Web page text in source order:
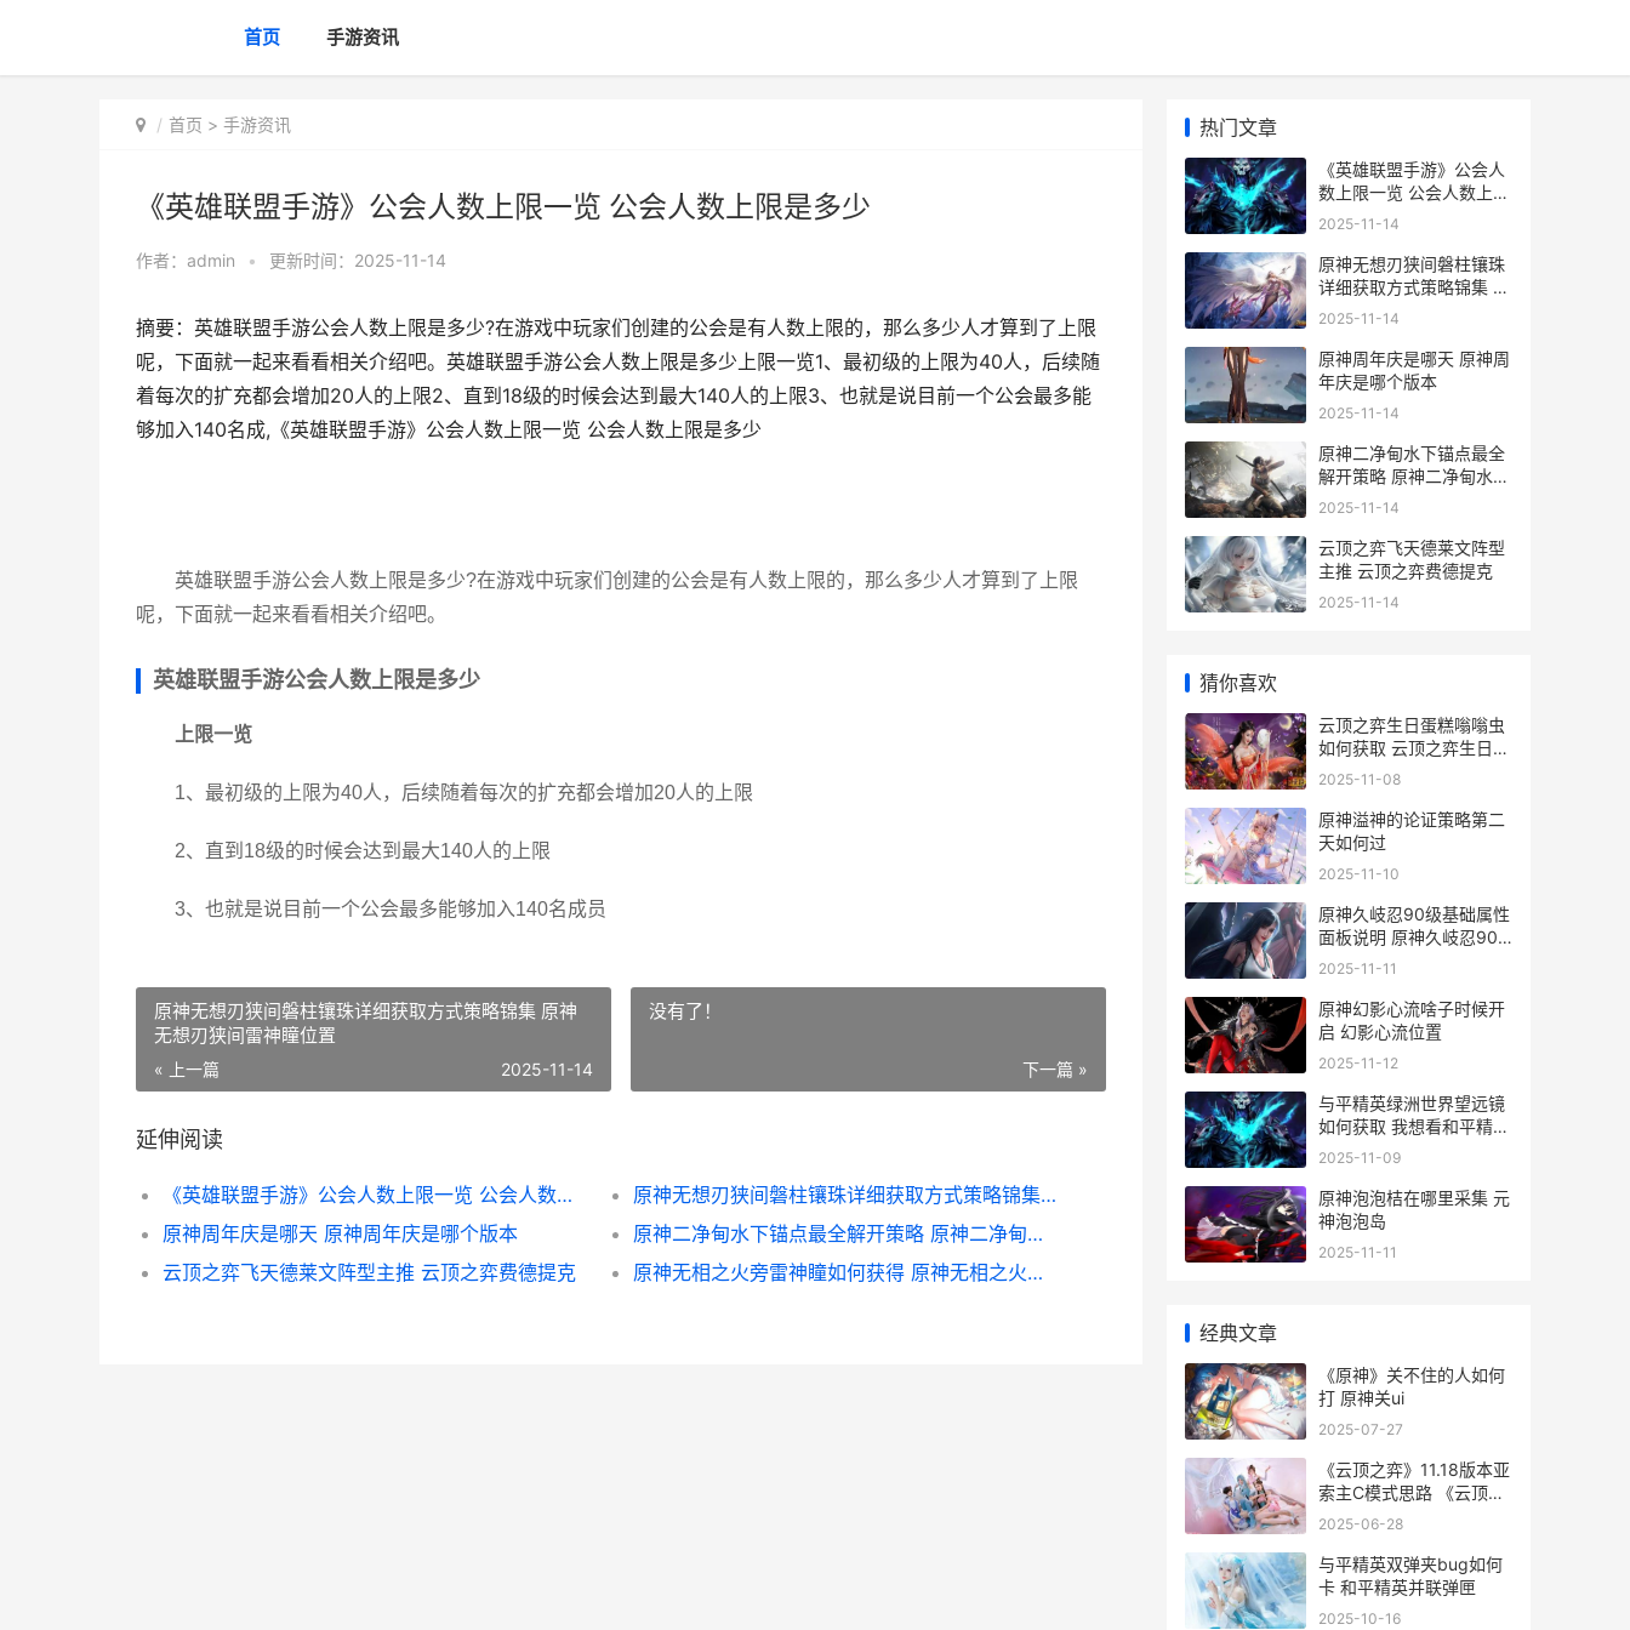
首页 手游资讯
首页 > 手游资讯
《英雄联盟手游》公会人数上限一览 公会人数上限是多少
作者： admin • 更新时间：2025-11-14
摘要：英雄联盟手游公会人数上限是多少?在游戏中玩家们创建的公会是有人数上限的，那么多少人才算到了上限
呢，下面就一起来看看相关介绍吧。英雄联盟手游公会人数上限是多少上限一览1、最初级的上限为40人，后续随
着每次的扩充都会增加20人的上限2、直到18级的时候会达到最大140人的上限3、也就是说目前一个公会最多能
够加入140名成,《英雄联盟手游》公会人数上限一览 公会人数上限是多少
英雄联盟手游公会人数上限是多少?在游戏中玩家们创建的公会是有人数上限的，那么多少人才算到了上限
呢，下面就一起来看看相关介绍吧。
英雄联盟手游公会人数上限是多少
上限一览
1、最初级的上限为40人，后续随着每次的扩充都会增加20人的上限
2、直到18级的时候会达到最大140人的上限
3、也就是说目前一个公会最多能够加入140名成员
原神无想刃狭间磐柱镶珠详细获取方式策略锦集 原神
无想刃狭间雷神瞳位置
« 上一篇 2025-11-14
没有了！
下一篇 »
延伸阅读
《英雄联盟手游》公会人数上限一览 公会人数上限是多少
原神无想刃狭间磐柱镶珠详细获取方式策略锦集 原神无想刃狭间雷神瞳位置
原神周年庆是哪天 原神周年庆是哪个版本
原神二净甸水下锚点最全解开策略 原神二净甸水下锚点怎么解锁-二净甸草元素柱子
云顶之弈飞天德莱文阵型主推 云顶之弈费德提克
原神无相之火旁雷神瞳如何获得 原神无相之火旁边的结界
热门文章
《英雄联盟手游》公会人
数上限一览 公会人数上限
是多少
2025-11-14
原神无想刃狭间磐柱镶珠
详细获取方式策略锦集 原
神无想刃狭间雷神瞳位置
2025-11-14
原神周年庆是哪天 原神周
年庆是哪个版本
2025-11-14
原神二净甸水下锚点最全
解开策略 原神二净甸水下
锚点怎么解锁-二净甸草元
2025-11-14
云顶之弈飞天德莱文阵型
主推 云顶之弈费德提克
2025-11-14
猜你喜欢
云顶之弈生日蛋糕嗡嗡虫
如何获取 云顶之弈生日蛋
糕系列有几个
2025-11-08
原神溢神的论证策略第二
天如何过
2025-11-10
原神久岐忍90级基础属性
面板说明 原神久岐忍90
级多少精通
2025-11-11
原神幻影心流啥子时候开
启 幻影心流位置
2025-11-12
与平精英绿洲世界望远镜
如何获取 我想看和平精英
绿洲
2025-11-09
原神泡泡桔在哪里采集 元
神泡泡岛
2025-11-11
经典文章
《原神》关不住的人如何
打 原神关ui
2025-07-27
《云顶之弈》11.18版本亚
索主C模式思路 《云顶之
弈》S13赛季中具体有哪
2025-06-28
与平精英双弹夹bug如何
卡 和平精英并联弹匣
2025-10-16